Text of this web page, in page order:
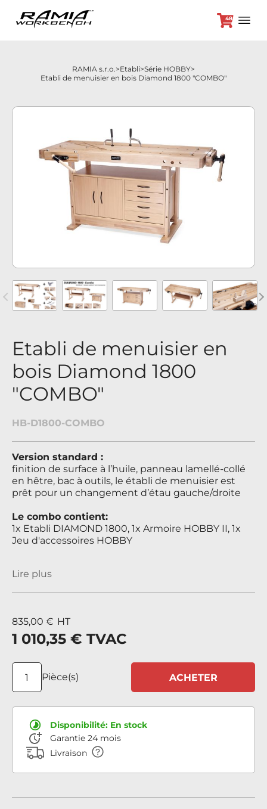
48
Etabli
Accessoires
Offre spéciale
Contact
RAMIA s.r.o. Etabli Série HOBBY
Etabli de menuisier en bois Diamond 1800 "COMBO"
Etabli de menuisier en
bois Diamond 1800
"COMBO"
HB-D1800-COMBO
Version standard :
finition de surface à l’huile, panneau lamellé-collé
en hêtre, bac à outils, le établi de menuisier est
prêt pour un changement d’étau gauche/droite
Le combo contient:
1x Etabli DIAMOND 1800, 1x Armoire HOBBY II, 1x
Jeu d'accessoires HOBBY
Lire plus
835,00 € HT
1 010,35 € TVAC
Pièce(s) ACHETER
Disponibilité: En stock
Garantie 24 mois
Livraison